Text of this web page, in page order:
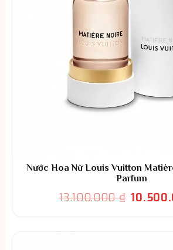
Nước Hoa Nữ Louis Vuitton
Parfum
13.100.000₫ Giá